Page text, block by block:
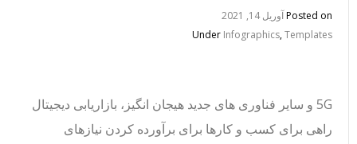
Posted onآوریل 14, 2021
UnderInfographics,Templates
5G و سایر فناوری های جدید هیجان انگیز، بازاریابی دیجیتال
راهی برای کسب و کارها برای برآورده کردن نیازهای